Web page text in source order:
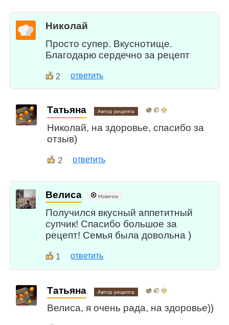
Николай
Просто супер. Вкуснотище.
Благодарю сердечно за рецепт
2 ответить
Татьяна Автор рецепта
Николай, на здоровье, спасибо за
отзыв)
2 ответить
Велиса Новичок
Получился вкусный аппетитный
супчик! Спасибо большое за
рецепт! Семья была довольна )
1 ответить
Татьяна Автор рецепта
Велиса, я очень рада, на здоровье))